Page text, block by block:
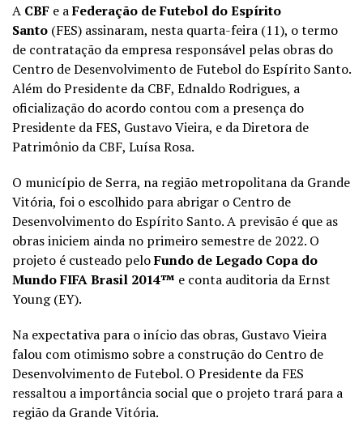
A CBF e aFederação de Futebol do Espírito
Santo (FES) assinaram, nesta quarta-feira (11), o termo
de contratação da empresa responsável pelas obras do
Centro de Desenvolvimento de Futebol do Espírito Santo.
Além do Presidente da CBF, Ednaldo Rodrigues, a
oficialização do acordo contou com a presença do
Presidente da FES, Gustavo Vieira, e da Diretora de
Patrimônio da CBF, Luísa Rosa.
O município de Serra, na região metropolitana da Grande
Vitória, foi o escolhido para abrigar o Centro de
Desenvolvimento do Espírito Santo. A previsão é que as
obras iniciem ainda no primeiro semestre de 2022. O
projeto é custeado peloFundo de Legado Copa do
Mundo FIFA Brasil 2014™ e conta auditoria da Ernst
Young (EY).
Na expectativa para o início das obras, Gustavo Vieira
falou com otimismo sobre a construção do Centro de
Desenvolvimento de Futebol. O Presidente da FES
ressaltou a importância social que o projeto trará para a
região da Grande Vitória.